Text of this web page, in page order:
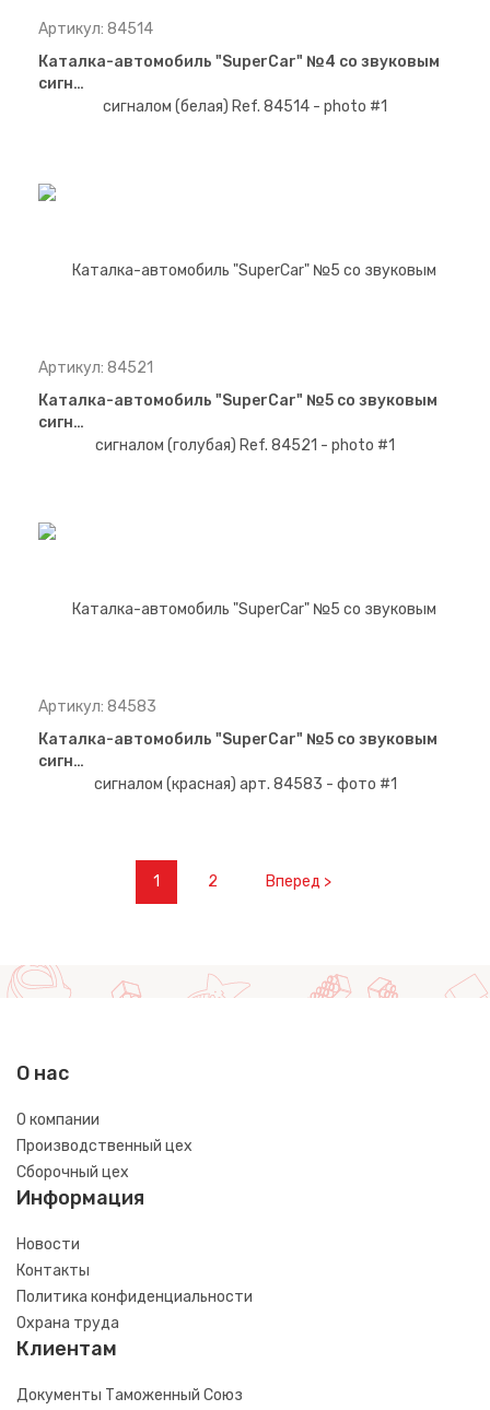
Артикул: 84514
Каталка-автомобиль "SuperCar" №4 со звуковым
сигн…
Артикул: 84521
Каталка-автомобиль "SuperCar" №5 со звуковым
сигн…
Артикул: 84583
Каталка-автомобиль "SuperCar" №5 со звуковым
сигн…
1 2 Вперед >
О нас
О компании
Производственный цех
Сборочный цех
Информация
Новости
Контакты
Политика конфиденциальности
Охрана труда
Клиентам
Документы Таможенный Союз